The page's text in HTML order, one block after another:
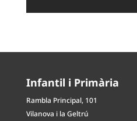
Infantil i Primària
Rambla Principal, 101
Vilanova i la Geltrú